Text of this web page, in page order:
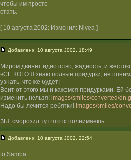
чтобы им просто
стать.
[ 10 августа 2002: Изменил: Nivea ]
Добавлено: 10 августа 2002, 18:49
Миром движет идиотство, жадность, и
вСЕ КОГО Я знаю полные придурки, не
узнать, что же будет!
Воит от этого мы и кажемся придурками. Ей
изменить нельзя! images/smiles/converted/
Надо бы лечится ребятки! images/smiles/
ЗЫ: сморозил тут чтото полнимаешь...
Добавлено: 10 августа 2002, 22:54
to Samba